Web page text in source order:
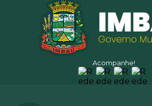
Acompanhe!